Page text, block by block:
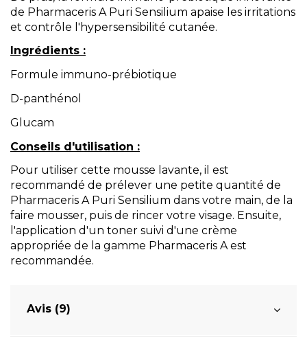
de Pharmaceris A Puri Sensilium apaise les irritations
et contrôle l'hypersensibilité cutanée.
Ingrédients :
Formule immuno-prébiotique
D-panthénol
Glucam
Conseils d'utilisation :
Pour utiliser cette mousse lavante, il est
recommandé de prélever une petite quantité de
Pharmaceris A Puri Sensilium dans votre main, de la
faire mousser, puis de rincer votre visage. Ensuite,
l'application d'un toner suivi d'une crème
appropriée de la gamme Pharmaceris A est
recommandée.
Avis (9)